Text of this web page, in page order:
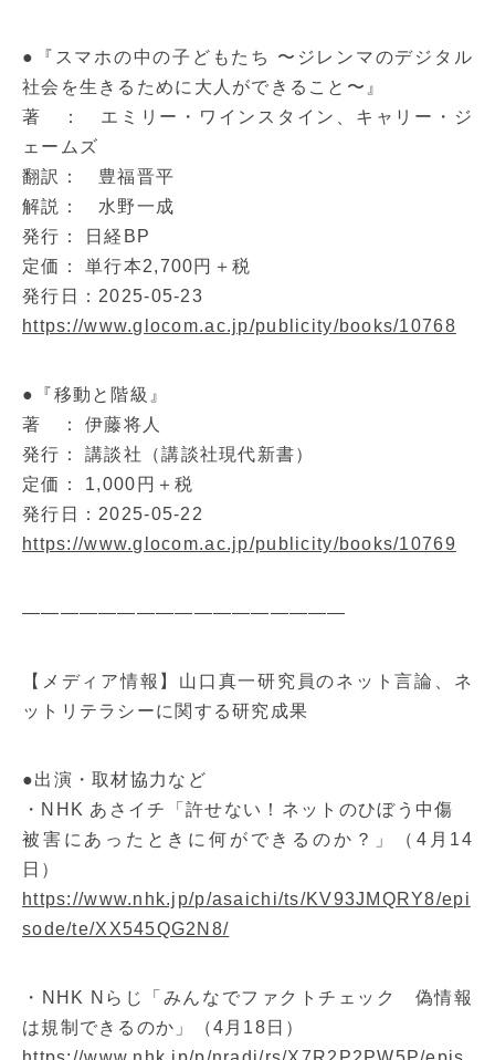
●『スマホの中の子どもたち 〜ジレンマのデジタル
社会を生きるために大人ができること〜』
著 ： エミリー・ワインスタイン、キャリー・ジ
ェームズ
翻訳： 豊福晋平
解説： 水野一成
発行： 日経BP
定価： 単行本2,700円＋税
発行日：2025-05-23
https://www.glocom.ac.jp/publicity/books/10768
●『移動と階級』
著 ： 伊藤将人
発行： 講談社（講談社現代新書）
定価： 1,000円＋税
発行日：2025-05-22
https://www.glocom.ac.jp/publicity/books/10769
—————————————————
【メディア情報】山口真一研究員のネット言論、ネ
ットリテラシーに関する研究成果
●出演・取材協力など
・NHK あさイチ「許せない！ネットのひぼう中傷
被害にあったときに何ができるのか？」（4月14
日）
https://www.nhk.jp/p/asaichi/ts/KV93JMQRY8/epi
sode/te/XX545QG2N8/
・NHK Nらじ「みんなでファクトチェック 偽情報
は規制できるのか」（4月18日）